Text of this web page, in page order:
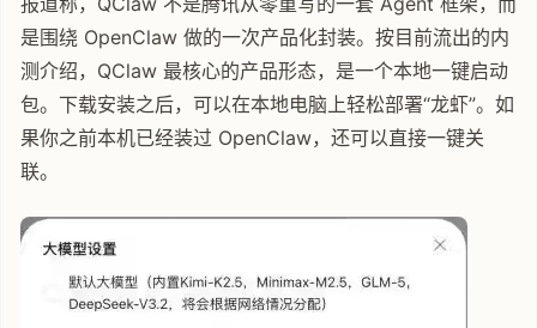
是围绕 OpenClaw 做的一次产品化封装。按目前流出的内
测介绍，QClaw 最核心的产品形态，是一个本地一键启动
包。下载安装之后，可以在本地电脑上轻松部署“龙虾”。如
果你之前本机已经装过 OpenClaw，还可以直接一键关
联。